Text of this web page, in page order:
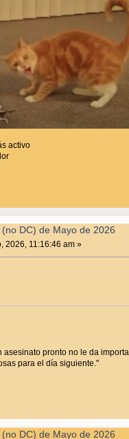
activo
DC) de Mayo de 2026
2026, 11:16:46 am »
pronto no le da
para el día siguiente."
DC) de Mayo de 2026